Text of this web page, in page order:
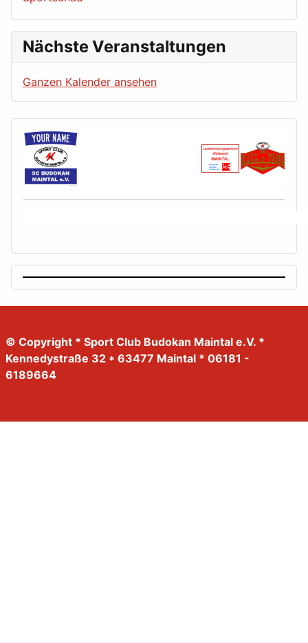
Nächste Veranstaltungen
Ganzen Kalender ansehen
© Copyright * Sport Club Budokan Maintal e.V. *
Kennedystraße 32 * 63477 Maintal * 06181 -
6189664